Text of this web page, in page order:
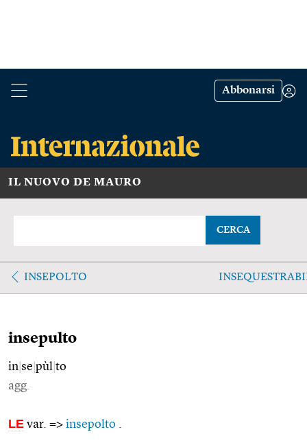
Abbonarsi
IL NUOVO DE MAURO
CERCA
INSEPOLTO
insepulto
in se pùl to
agg.
LE var. => insepolto